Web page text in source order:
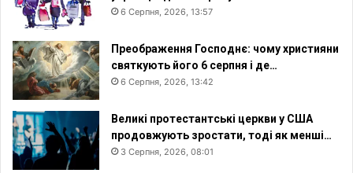
с
т
і
6 Серпня, 2026, 13:57
Преображення Господнє: чому християни
святкують його 6 серпня і де…
6 Серпня, 2026, 13:42
Великі протестантські церкви у США
продовжують зростати, тоді як менші…
3 Серпня, 2026, 08:01